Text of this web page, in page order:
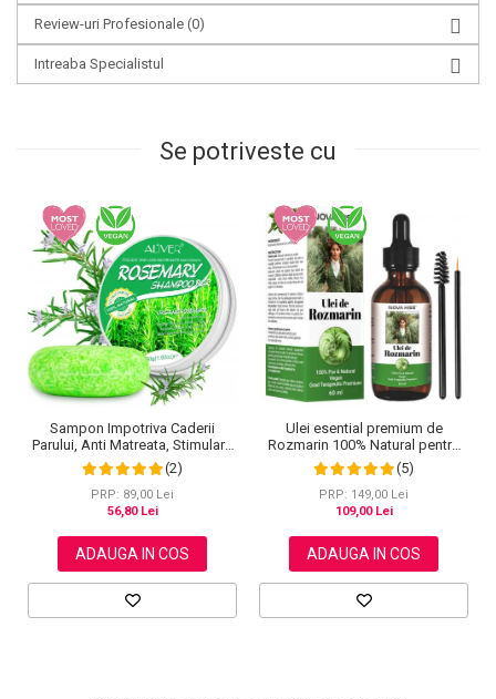
Review-uri Profesionale (0)
Intreaba Specialistul
Se potriveste cu
Sampon Impotriva Caderii
Parului, Anti Matreata, Stimulare
si Fortifiere cu Rozmarin
Organic, 100% Natural, Aliver 60
g
(2)
PRP: 89,00 Lei
56,80 Lei
ADAUGA IN COS
Ulei esential premium de
Rozmarin 100% Natural pentru
stimularea cresterii parului,
genelor, sprancenelor sau
unghiilor, NOVA KISS® 60 ml
(5)
PRP: 149,00 Lei
109,00 Lei
ADAUGA IN COS